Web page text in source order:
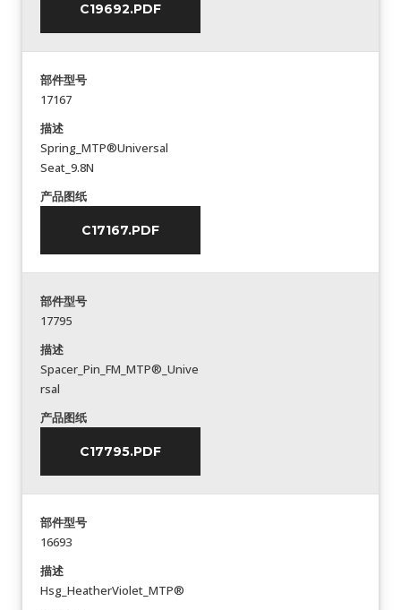
C19692.PDF
部件型号
17167
描述
Spring_MTP®Universal
Seat_9.8N
产品图纸
C17167.PDF
部件型号
17795
描述
Spacer_Pin_FM_MTP®_Unive
rsal
产品图纸
C17795.PDF
部件型号
16693
描述
Hsg_HeatherViolet_MTP®